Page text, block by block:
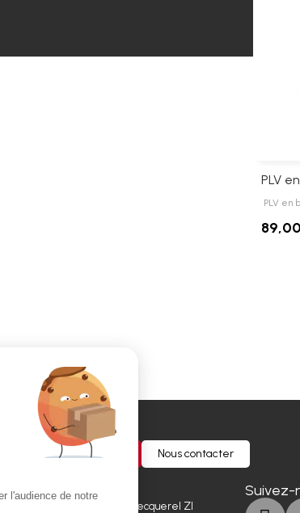
PLV en
Demander un devis Nous contacter
Contact
Bikom Shop, 26 rue becquerel ZI
Suivez-